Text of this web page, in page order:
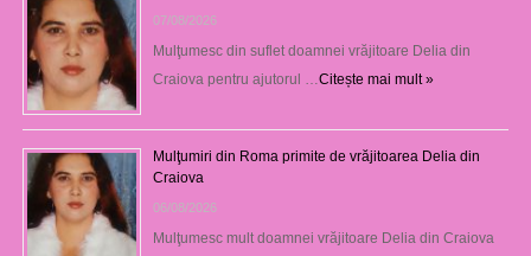
07/08/2026
Mulţumesc din suflet doamnei vrăjitoare Delia din
Craiova pentru ajutorul … Citește mai mult »
Mulţumiri din Roma primite de vrăjitoarea Delia din
Craiova
06/08/2026
Mulţumesc mult doamnei vrăjitoare Delia din Craiova